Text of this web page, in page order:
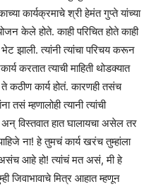
कार्यक्रमाचे श्री हेमंत गुप्ते यांच्या
केले होते. काही परिचित होते काही
झाली. त्यांनी त्यांचा परिचय करून
करतात त्याची माहिती थोडक्यात
कठीण कार्य होतं. कारणही तसंच
तसं म्हणालोही त्यानी त्यांची
अन् विस्तवात हात घालायचा असेल तर
ना! हे तुमचं कार्य खरंच तुम्हांला
असंच आहे हो! त्यांचं मत असं, मी हे
जिवाभावाचे मित्र आहात म्हणून